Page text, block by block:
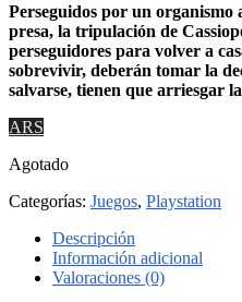
Perseguidos por un organismo
presa, la tripulación de
perseguidores para volver a
sobrevivir, deberán tomar la
salvarse, tienen que arriesgar
ARS
Agotado
Categorías: Juegos, Playstation
Descripción
Información adicional
Valoraciones (0)